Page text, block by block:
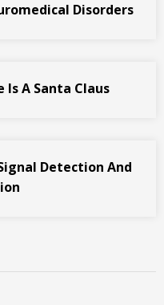
Disorders
Is A Santa Claus
Detection And